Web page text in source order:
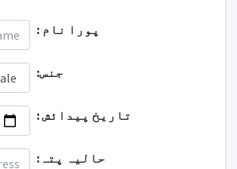
پورا نام :
جنس:
تاريخ پيدائش :
حالیہ پتہ: